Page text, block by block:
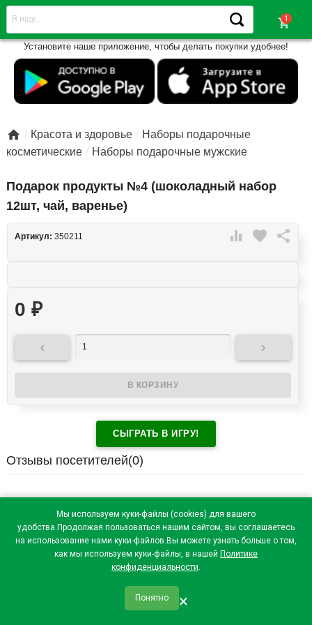
Мы используем куки-файлы (cookies) для вашего
удобства.Продолжая пользоваться нашим сайтом, вы соглашаетесь
на использование нами куки-файлов.Вы можете узнать больше о том,
как мы используем куки-файлы, в нашей Политике
конфиденциальности.
Понятно ×
shopping_cart
Установите наше приложение, чтобы делать покупки удобнее!
 Красота и здоровье
Наборы подарочные
косметические
Наборы подарочные мужские
Подарок продукты №4 (шоколадный набор
12шт, чай, варенье)
 favorite 
Артикул: 350211
0 ₽
 
СЫГРАТЬ В ИГРУ!
Отзывы посетителей(0)
qr_code